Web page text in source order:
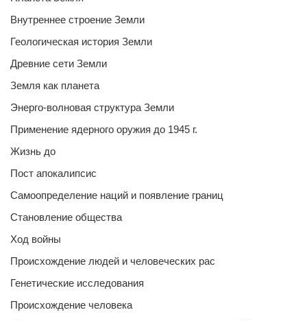
Внутреннее строение Земли
Геологическая история Земли
Древние сети Земли
Земля как планета
Энерго-волновая структура Земли
Применение ядерного оружия до 1945 г.
Жизнь до
Пост апокалипсис
Самоопределение наций и появление границ
Становление общества
Ход войны
Происхождение людей и человеческих рас
Генетические исследования
Происхождение человека